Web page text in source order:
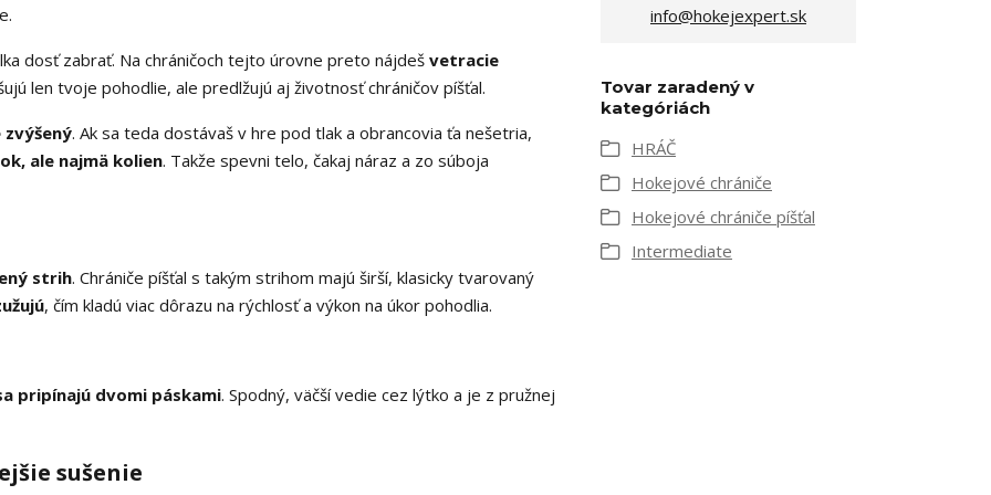
dosť zabrať. Na chráničoch tejto úrovne preto nájdeš vetracie
len tvoje pohodlie, ale predlžujú aj životnosť chráničov píšťal.
zvýšený. Ak sa teda dostávaš v hre pod tlak a obrancovia ťa nešetria,
ale najmä kolien. Takže spevni telo, čakaj náraz a zo súboja
strih. Chrániče píšťal s takým strihom majú širší, klasicky tvarovaný
, čím kladú viac dôrazu na rýchlosť a výkon na úkor pohodlia.
pripínajú dvomi páskami. Spodný, väčší vedie cez lýtko a je z pružnej
sušenie
info@hokejexpert.sk
Tovar zaradený v
kategóriách
HRÁČ
Hokejové chrániče
Hokejové chrániče píšťal
Intermediate